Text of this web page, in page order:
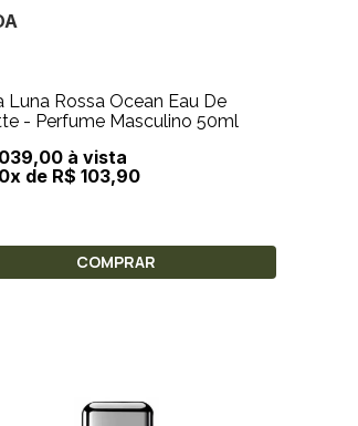
Luna Rossa Ocean Eau De
Toilette - Perfume Masculino 50ml
à vista
de R$ 103,90
COMPRAR